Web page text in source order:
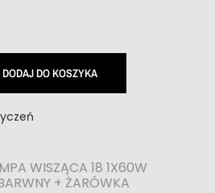
DODAJ DO KOSZYKA
WISZĄCA 18 1X60W
+ ŻARÓWKA